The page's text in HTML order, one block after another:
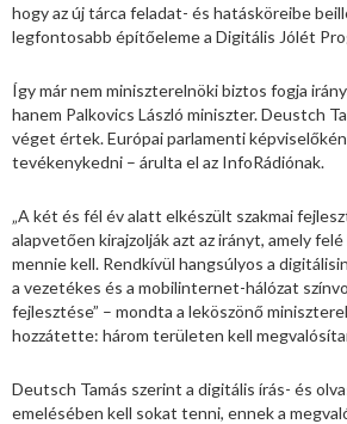
hogy az új tárca feladat- és hatásköreibe
legfontosabb építőeleme a Digitális Jólét
Így már nem miniszterelnöki biztos fogja
hanem Palkovics László miniszter. Deustch
véget értek. Európai parlamenti
tevékenykedni – árulta el az InfoRádiónak.
„A két és fél év alatt elkészült szakmai
alapvetően kirajzolják azt az irányt, amely
mennie kell. Rendkívül hangsúlyos a
a vezetékes és a mobilinternet-hálózat
fejlesztése” – mondta a leköszönő
hozzátette: három területen kell
Deutsch Tamás szerint a digitális írás- és
emelésében kell sokat tenni, ennek a